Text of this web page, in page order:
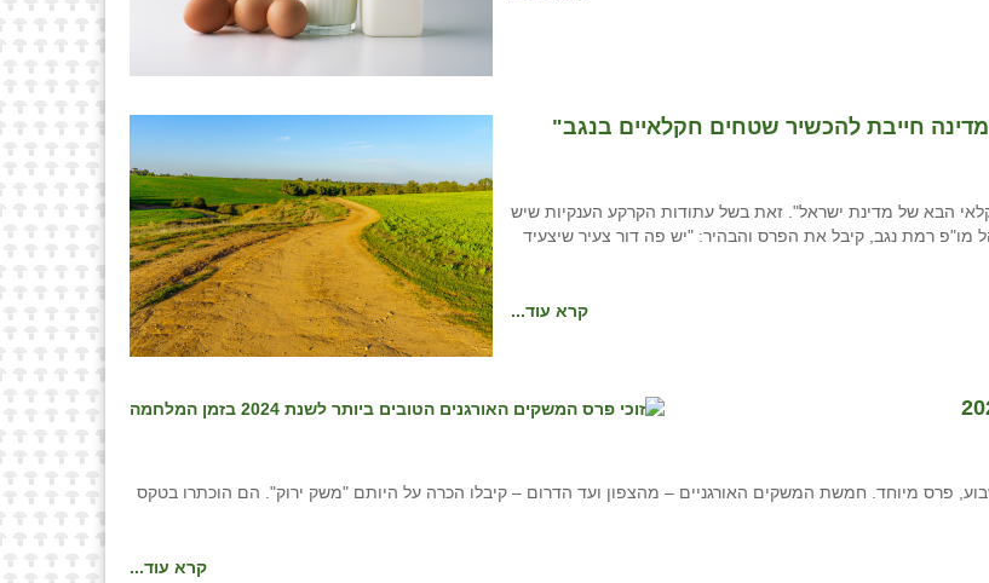
חייבת להכשיר שטחים חקלאיים בנגב"
הבא של מדינת ישראל". זאת בשל עתודות הקרקע הענקיות שיש
רמת נגב, קיבל את הפרס והבהיר: "יש פה דור צעיר שיצעיד
קרא עוד...
פרס מיוחד. חמשת המשקים האורגניים – מהצפון ועד הדרום – קיבלו הכרה על היותם "משק ירוק". הם הוכתרו בטקס
קרא עוד...